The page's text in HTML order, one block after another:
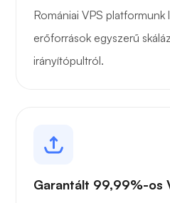
Romániai VPS
erőforrások egyszerű
irányítópultról.
Garantált 99,99%-os